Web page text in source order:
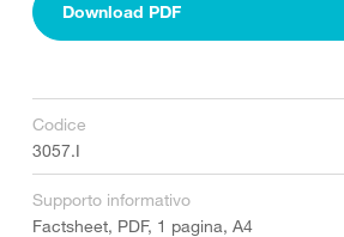
Download PDF
Codice
3057.I
Supporto informativo
Factsheet, PDF, 1 pagina, A4